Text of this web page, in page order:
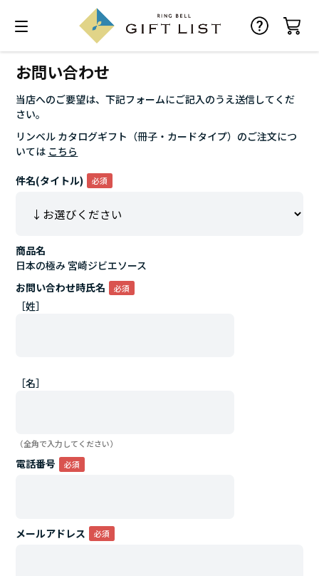
お問い合わせ
当店へのご要望は、下記フォームにご記入のうえ送信してくだ
さい。
リンベル カタログギフト（冊子・カードタイプ）のご注文につ
いては こちら
件名(タイトル)
商品名
日本の極み 宮崎ジビエソース
お問い合わせ時氏名
［姓］
［名］
（全角で入力してください）
電話番号
メールアドレス